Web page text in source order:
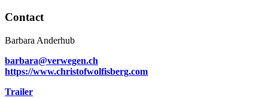
Contact
Barbara Anderhub
barbara@verwegen.ch
https://www.christofwolfisberg.com
Trailer